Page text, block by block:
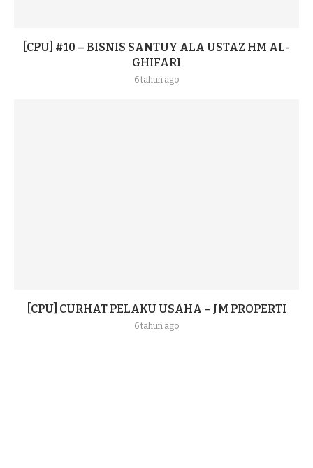
[CPU] #10 – BISNIS SANTUY ALA USTAZ HM AL-
GHIFARI
6 tahun ago
[CPU] CURHAT PELAKU USAHA – JM PROPERTI
6 tahun ago